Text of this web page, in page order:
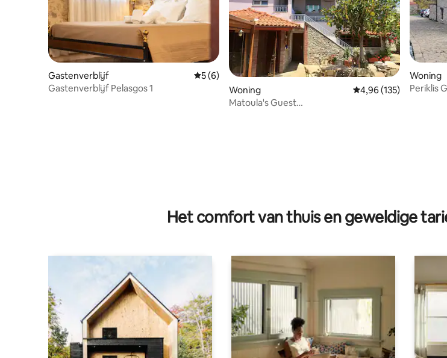
Gastenverblijf Gemiddelde beoordeling van 5 op 5, 6 recensies
5 (6)
Gastenverblijf Pelasgos 1
Woning Gemiddelde
4,96 (135)
Matoula's Guest
Woning
Periklis
Het comfort van thuis en geweldige